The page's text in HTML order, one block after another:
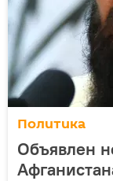
Политика
Объявлен